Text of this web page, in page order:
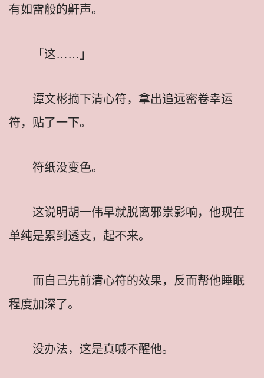
有如雷般的鼾声。
「这……」
谭文彬摘下清心符，拿出追远密卷幸运
符，贴了一下。
符纸没变色。
这说明胡一伟早就脱离邪祟影响，他现在
单纯是累到透支，起不来。
而自己先前清心符的效果，反而帮他睡眠
程度加深了。
没办法，这是真喊不醒他。